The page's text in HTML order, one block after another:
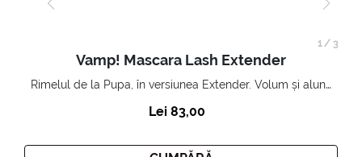
Vamp! Mascara Lash Extender
Rimelul de la Pupa, în versiunea Extender. Volum și alungire 3D. Gene amplificate și ridicate la infinit.
Lei 83,00
1/ 3